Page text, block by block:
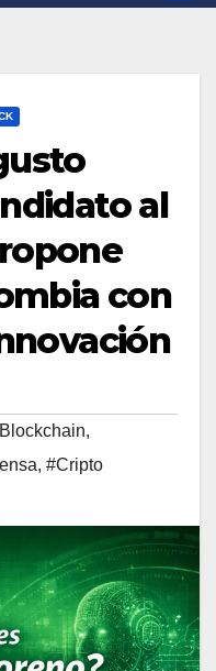
al
con
,
, #Cripto